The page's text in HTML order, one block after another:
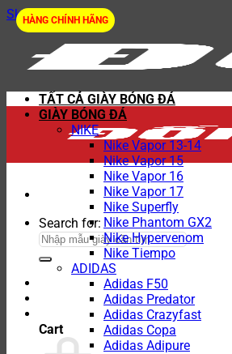
Skip to content
Search for:
Cart
TẤT CẢ GIÀY BÓNG ĐÁ
GIÀY BÓNG ĐÁ
NIKE
Nike Vapor 13-14
Nike Vapor 15
Nike Vapor 16
Nike Vapor 17
Nike Superfly
Nike Phantom GX2
Nike Hypervenom
Nike Tiempo
ADIDAS
Adidas F50
Adidas Predator
Adidas Crazyfast
Adidas Copa
Adidas Adipure
HÀNG CHÍNH HÃNG